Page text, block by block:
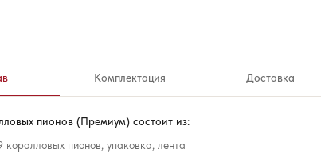
Комплектация Доставка
пионов (Премиум) состоит из:
коралловых пионов, упаковка, лента